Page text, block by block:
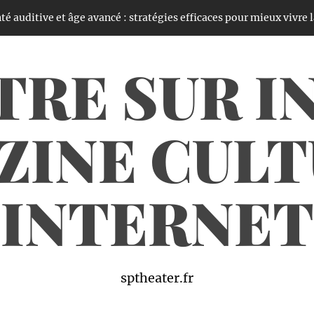
avancé : stratégies efficaces pour mieux vivre la perte
SUR
INTERNET
sptheater.fr